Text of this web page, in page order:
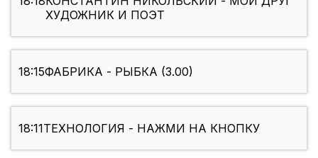
ХУДОЖНИК И ПОЭТ
18:15ФАБРИКА - РЫБКА (3.00)
18:11ТЕХНОЛОГИЯ - НАЖМИ НА КНОПКУ